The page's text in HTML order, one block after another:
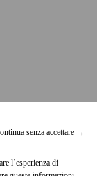
senza accettare →
l’esperienza di